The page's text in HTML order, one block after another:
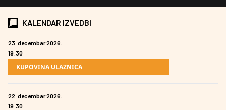
KALENDAR IZVEDBI
23. decembar 2026.
19:30
KUPOVINA ULAZNICA
22. decembar 2026.
19:30